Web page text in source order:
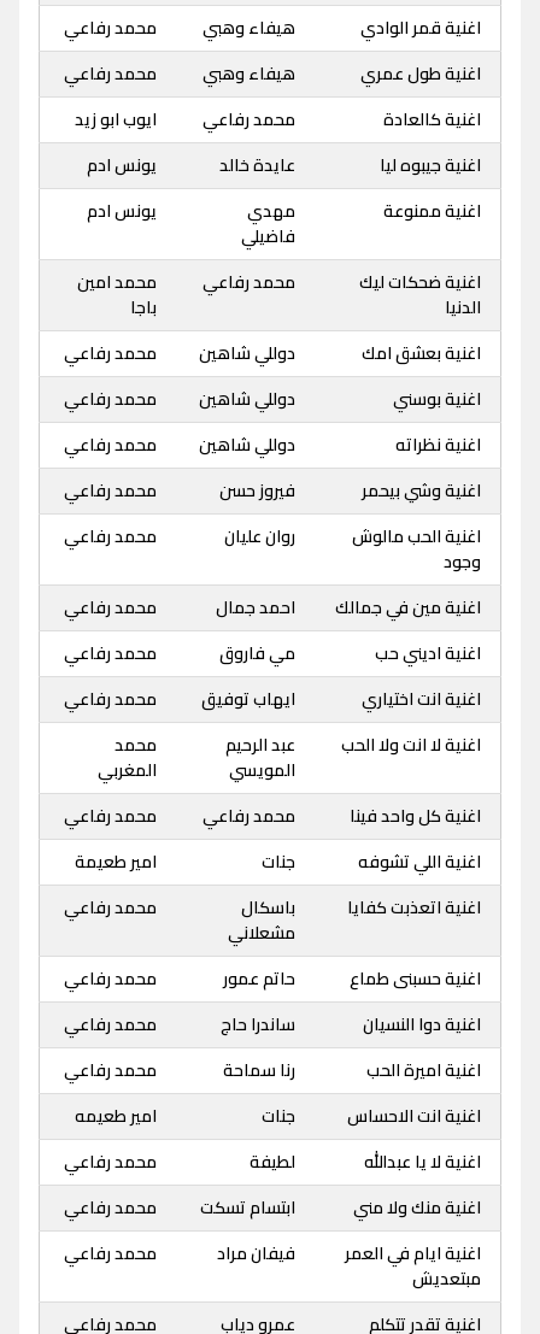
اغنية قمر الوادي
هيفاء وهبي
محمد رفاعي
اغنية طول عمري
هيفاء وهبي
محمد رفاعي
اغنية كالعادة
محمد رفاعي
ايوب ابو زيد
اغنية جيبوه ليا
عايدة خالد
يونس ادم
اغنية ممنوعة
مهدي
فاضيلي
يونس ادم
اغنية ضحكات ليك
الدنيا
محمد رفاعي
محمد امين
باجا
اغنية بعشق امك
دوللي شاهين
محمد رفاعي
اغنية بوسني
دوللي شاهين
محمد رفاعي
اغنية نظراته
دوللي شاهين
محمد رفاعي
اغنية وشي بيحمر
فيروز حسن
محمد رفاعي
اغنية الحب مالوش
وجود
روان عليان محمد رفاعي
اغنية مين في جمالك احمد جمال
محمد رفاعي
اغنية اديني حب
مي فاروق
محمد رفاعي
اغنية انت اختياري
ايهاب توفيق
محمد رفاعي
اغنية لا انت ولا الحب
عبد الرحيم
المويسي
محمد
المغربي
اغنية كل واحد فينا
محمد رفاعي
محمد رفاعي
اغنية اللي تشوفه
جنات
امير طعيمة
اغنية اتعذبت كفايا
باسكال
مشعلاني
محمد رفاعي
اغنية حسبنى طماع حاتم عمور
محمد رفاعي
اغنية دوا النسيان
ساندرا حاج
محمد رفاعي
اغنية اميرة الحب
رنا سماحة
محمد رفاعي
اغنية انت الاحساس
جنات
امير طعيمه
اغنية لا يا عبدالله
لطيفة
محمد رفاعي
اغنية منك ولا مني
ابتسام تسكت
محمد رفاعي
اغنية ايام في العمر
مبتعديش
فيفان مراد محمد رفاعي
اغنية تقدر تتكلم عمرو دياب
محمد رفاعي